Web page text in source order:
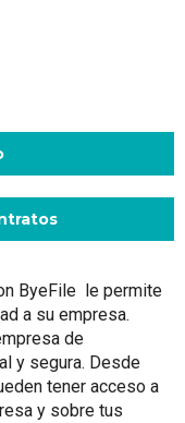
ByeFile le permite
a su empresa.
de
y segura. Desde
tener acceso a
y sobre tus